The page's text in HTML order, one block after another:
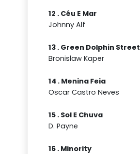
12 . Céu E Mar
Johnny Alf
13 . Green Dolphin Street
Bronislaw Kaper
14 . Menina Feia
Oscar Castro Neves
15 . Sol E Chuva
D. Payne
16 . Minority